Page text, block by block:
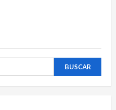
BUSCAR